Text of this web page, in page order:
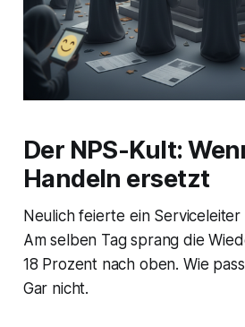
Der NPS-Kult:
Handeln ersetzt
Neulich feierte ein
Am selben Tag sprang die
18 Prozent nach oben. Wie
Gar nicht.